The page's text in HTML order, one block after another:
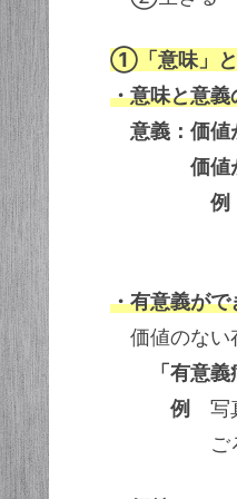
①「意味」と
・意味と意義
意義：価値
価値がな
例
有意
・有意義がで
価値のない
「有意義
例
写
ごろごろ